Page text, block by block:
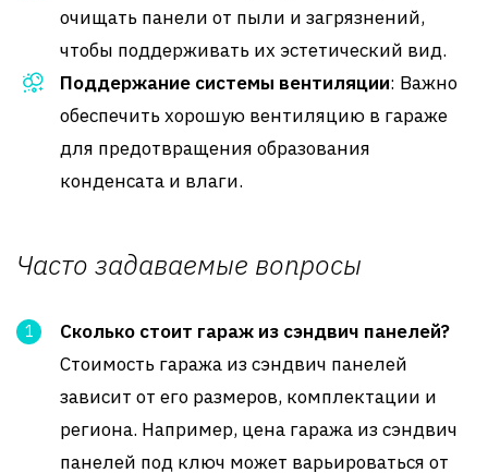
очищать панели от пыли и загрязнений,
чтобы поддерживать их эстетический вид.
Поддержание системы вентиляции: Важно
обеспечить хорошую вентиляцию в гараже
для предотвращения образования
конденсата и влаги.
Часто задаваемые вопросы
Сколько стоит гараж из сэндвич панелей?
Стоимость гаража из сэндвич панелей
зависит от его размеров, комплектации и
региона. Например, цена гаража из сэндвич
панелей под ключ может варьироваться от